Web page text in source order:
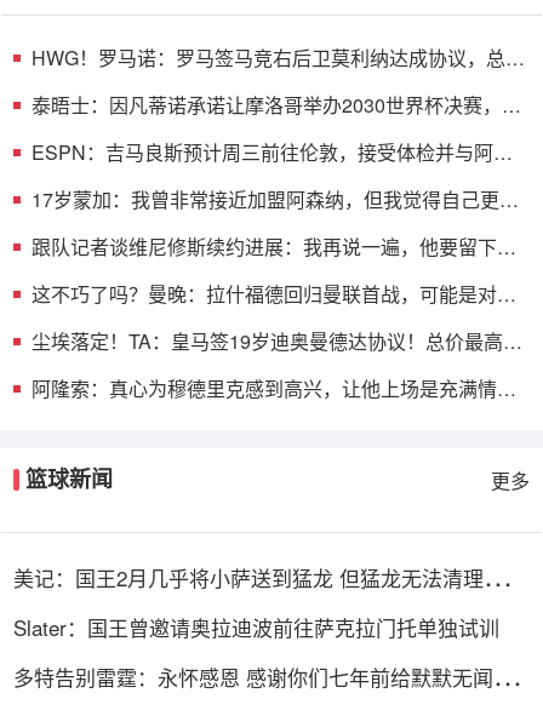
HWG！罗马诺：罗马签马竞右后卫莫利纳达成协议，总价
泰晤士：因凡蒂诺承诺让摩洛哥举办2030世界杯决赛，以
ESPN：吉马良斯预计周三前往伦敦，接受体检并与阿森
17岁蒙加：我曾非常接近加盟阿森纳，但我觉得自己更适
跟队记者谈维尼修斯续约进展：我再说一遍，他要留下
这不巧了吗？曼晚：拉什福德回归曼联首战，可能是对阿
尘埃落定！TA：皇马签19岁迪奥曼德达协议！总价最高可
阿隆索：真心为穆德里克感到高兴，让他上场是充满情感
篮球新闻 更多
美记：国王2月几乎将小萨送到猛龙 但猛龙无法清理珀尔
Slater：国王曾邀请奥拉迪波前往萨克拉门托单独试训
多特告别雷霆：永怀感恩 感谢你们七年前给默默无闻的